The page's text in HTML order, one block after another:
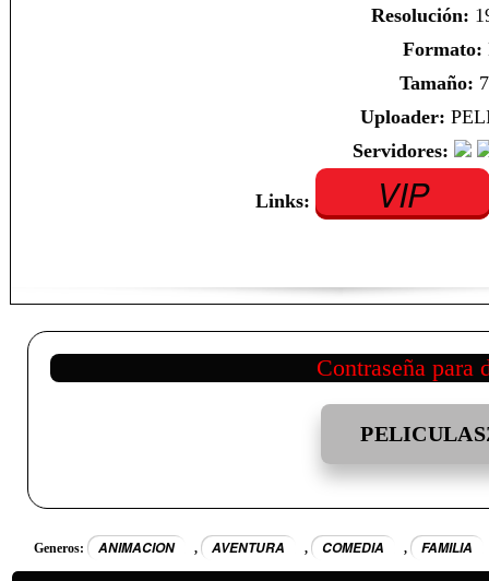
Resolución:
Formato:
Tamaño:
Uploader:
Servidores:
Links: VIP
Contraseña para
Generos: ANIMACION , AVENTURA , COMEDIA , FAMILIA